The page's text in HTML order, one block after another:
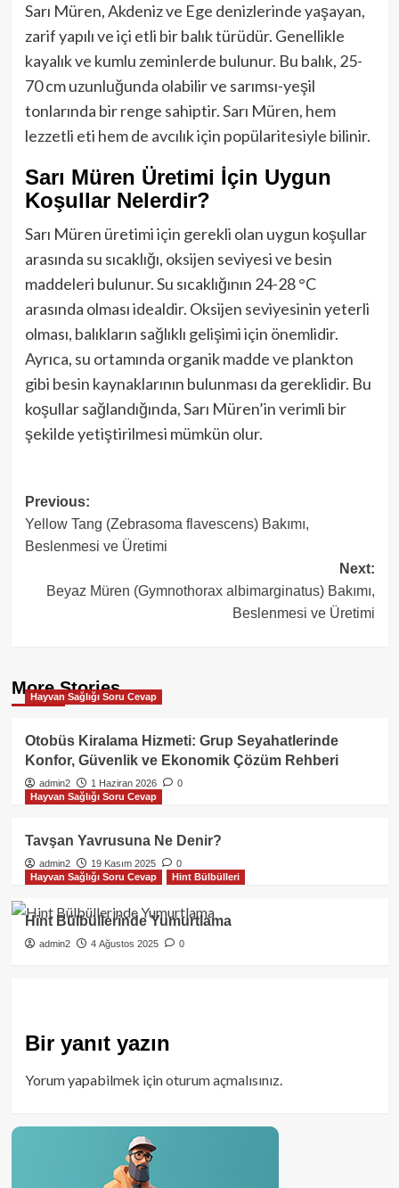
Sarı Müren, Akdeniz ve Ege denizlerinde yaşayan,
zarif yapılı ve içi etli bir balık türüdür. Genellikle
kayalık ve kumlu zeminlerde bulunur. Bu balık, 25-
70 cm uzunluğunda olabilir ve sarımsı-yeşil
tonlarında bir renge sahiptir. Sarı Müren, hem
lezzetli eti hem de avcılık için popülaritesiyle bilinir.
Sarı Müren Üretimi İçin Uygun
Koşullar Nelerdir?
Sarı Müren üretimi için gerekli olan uygun koşullar
arasında su sıcaklığı, oksijen seviyesi ve besin
maddeleri bulunur. Su sıcaklığının 24-28 °C
arasında olması idealdir. Oksijen seviyesinin yeterli
olması, balıkların sağlıklı gelişimi için önemlidir.
Ayrıca, su ortamında organik madde ve plankton
gibi besin kaynaklarının bulunması da gereklidir. Bu
koşullar sağlandığında, Sarı Müren’in verimli bir
şekilde yetiştirilmesi mümkün olur.
Post
navigation
Previous:
Yellow Tang (Zebrasoma flavescens) Bakımı,
Beslenmesi ve Üretimi
Next:
Beyaz Müren (Gymnothorax albimarginatus) Bakımı,
Beslenmesi ve Üretimi
More Stories
Hayvan Sağlığı Soru Cevap
Otobüs Kiralama Hizmeti: Grup Seyahatlerinde
Konfor, Güvenlik ve Ekonomik Çözüm Rehberi
admin2 1 Haziran 2026
0
Hayvan Sağlığı Soru Cevap
Tavşan Yavrusuna Ne Denir?
admin2 19 Kasım 2025
0
Hayvan Sağlığı Soru Cevap
Hint Bülbülleri
Hint Bülbüllerinde Yumurtlama
admin2 4 Ağustos 2025 0
Bir yanıt yazın
Yorum yapabilmek içinoturum açmalısınız.